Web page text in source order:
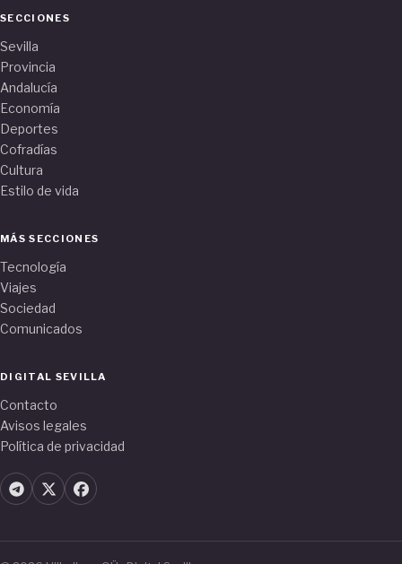
SECCIONES
Sevilla
Provincia
Andalucía
Economía
Deportes
Cofradías
Cultura
Estilo de vida
MÁS SECCIONES
Tecnología
Viajes
Sociedad
Comunicados
DIGITAL SEVILLA
Contacto
Avisos legales
Política de privacidad